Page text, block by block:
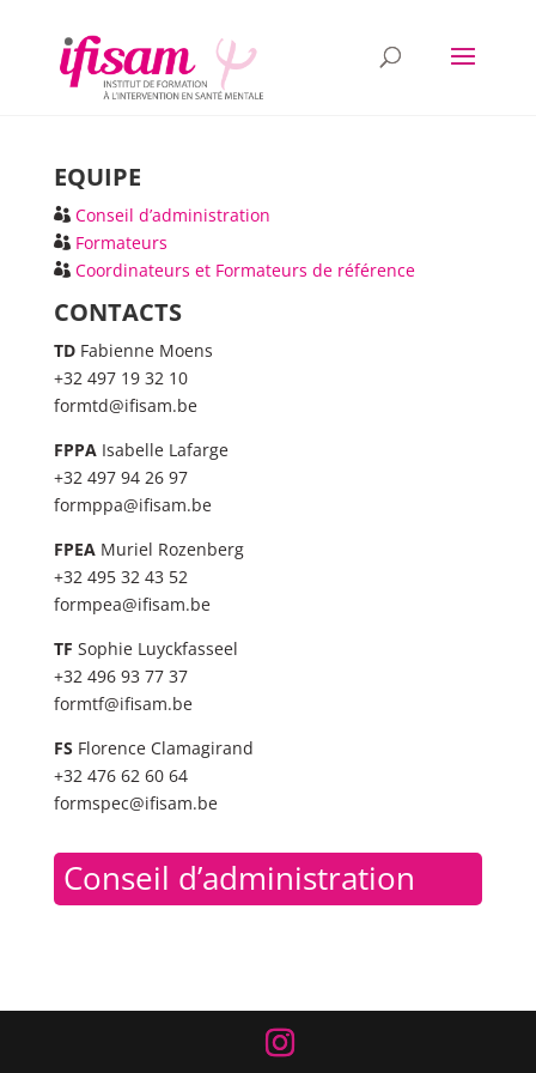
EQUIPE
Conseil d’administration
Formateurs
Coordinateurs et Formateurs de référence
CONTACTS
TD Fabienne Moens
+32 497 19 32 10
formtd@ifisam.be
FPPA Isabelle Lafarge
+32 497 94 26 97
formppa@ifisam.be
FPEA Muriel Rozenberg
+32 495 32 43 52
formpea@ifisam.be
TF Sophie Luyckfasseel
+32 496 93 77 37
formtf@ifisam.be
FS Florence Clamagirand
+32 476 62 60 64
formspec@ifisam.be
Conseil d’administration